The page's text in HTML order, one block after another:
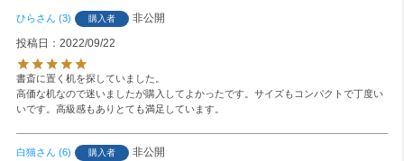
ひら 3 購入者
非公開
投稿日
2022/09/22
書斎に置く机を探していました。
高価な机なので迷いましたが購入してよかったです。サイズもコンパクトで丁度い
いです。高級感もありとても満足しています。
白猫 6 購入者
非公開